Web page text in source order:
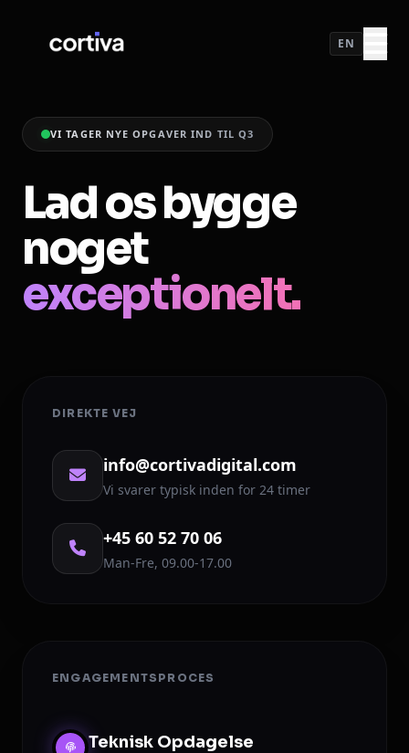
EN
VI TAGER NYE OPGAVER IND TIL Q3
Lad os bygge
noget
exceptionelt.
DIREKTE VEJ
info@cortivadigital.com
Vi svarer typisk inden for 24 timer
+45 60 52 70 06
Man-Fre, 09.00-17.00
ENGAGEMENTSPROCES
Teknisk Opdagelse